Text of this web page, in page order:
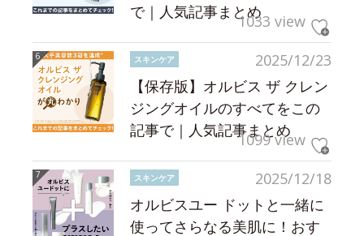
で｜人気記事まとめ1033 view
2025/12/23
スキンケア
【保存版】オルビス ザ クレン
ジングオイルのすべてをこの
記事で｜人気記事まとめ
1099 view
2025/12/18
スキンケア
オルビスユー ドットと一緒に
使ってさらなる美肌に！おす